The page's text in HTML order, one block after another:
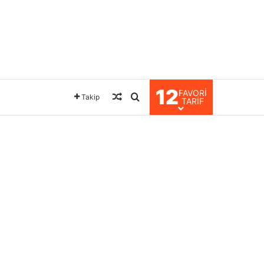
Takip Rastgele Makale
Arama yap ...
12FAVORI
TARIF